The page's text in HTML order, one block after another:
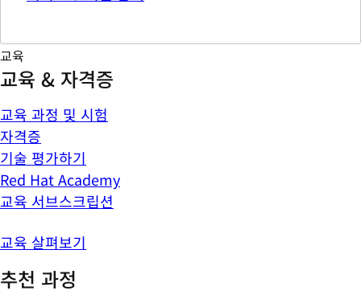
교육
교육 & 자격증
교육 과정 및 시험
자격증
기술 평가하기
Red Hat Academy
교육 서브스크립션
교육 살펴보기
추천 과정